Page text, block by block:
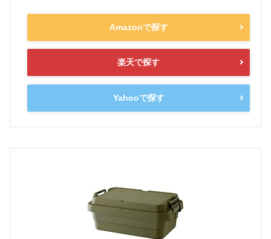
Amazonで探す
楽天で探す
Yahooで探す